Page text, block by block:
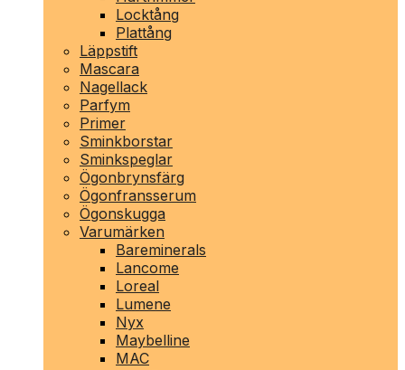
Locktång
Plattång
Läppstift
Mascara
Nagellack
Parfym
Primer
Sminkborstar
Sminkspeglar
Ögonbrynsfärg
Ögonfransserum
Ögonskugga
Varumärken
Bareminerals
Lancome
Loreal
Lumene
Nyx
Maybelline
MAC